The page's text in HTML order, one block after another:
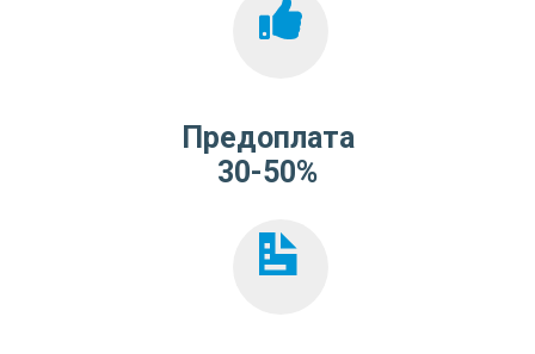
Предоплата
30-50%